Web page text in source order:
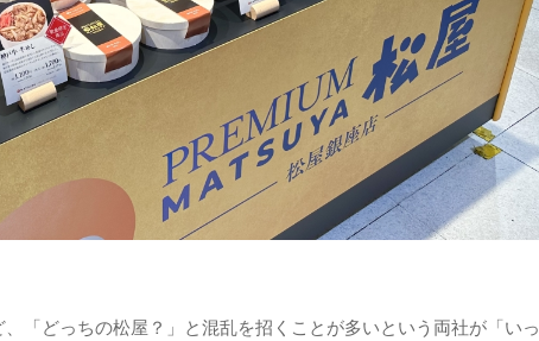
「どっちの松屋？」と混乱を招くことが多いという両社が「いっ